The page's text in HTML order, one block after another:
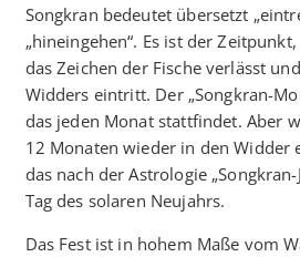
Songkran bedeutet übersetzt
„hineingehen“. Es ist der
das Zeichen der Fische verlässt
Widders eintritt. Der „Songkran-
das jeden Monat stattfindet. Aber
12 Monaten wieder in den Widder
das nach der Astrologie
Tag des solaren Neujahrs.
Das Fest ist in hohem Maße vom